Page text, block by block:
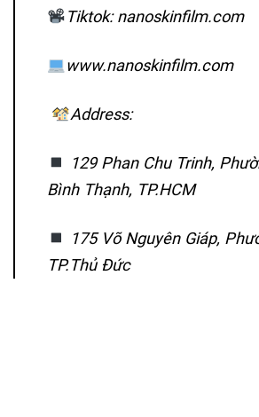
Tiktok: nanoskinfilm.com
www.nanoskinfilm.com
Address:
129 Phan Chu Trinh,
Bình Thạnh, TP.HCM
175 Võ Nguyên Giáp,
TP.Thủ Đức